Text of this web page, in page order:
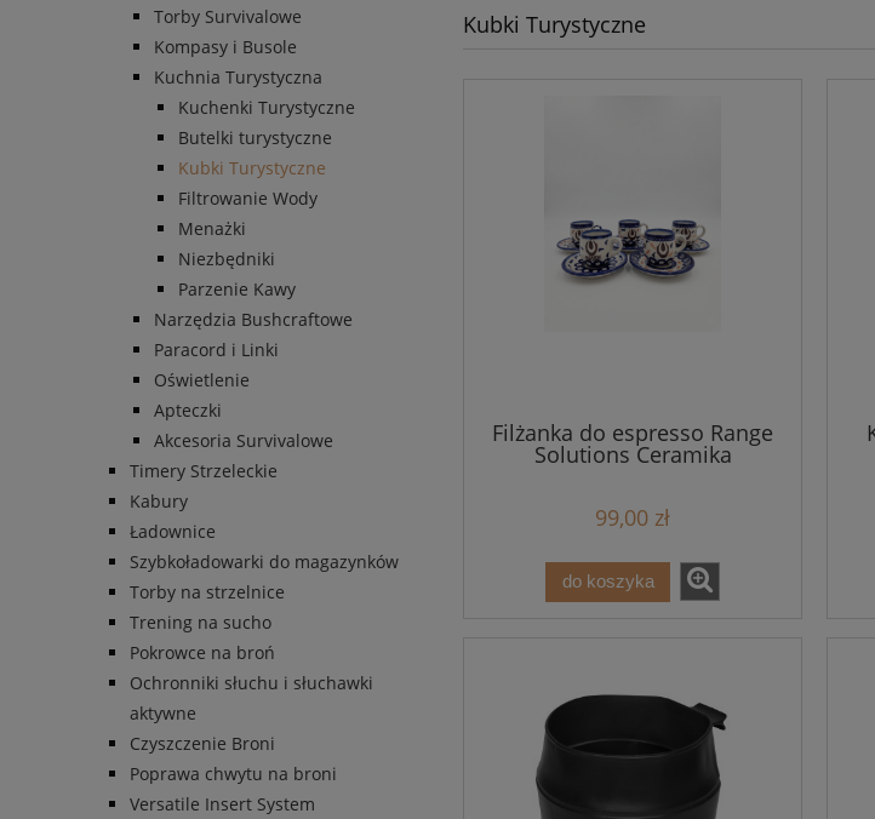
Torby Survivalowe
Kompasy i Busole
Kuchnia Turystyczna
Kuchenki Turystyczne
Butelki turystyczne
Kubki Turystyczne
Filtrowanie Wody
Menażki
Niezbędniki
Parzenie Kawy
Narzędzia Bushcraftowe
Paracord i Linki
Oświetlenie
Apteczki
Akcesoria Survivalowe
Timery Strzeleckie
Kabury
Ładownice
Szybkoładowarki do magazynków
Torby na strzelnice
Trening na sucho
Pokrowce na broń
Ochronniki słuchu i słuchawki
aktywne
Czyszczenie Broni
Poprawa chwytu na broni
Versatile Insert System
Kubki Turystyczne
Filżanka do espresso Range
Solutions Ceramika
99,00 zł
do koszyka